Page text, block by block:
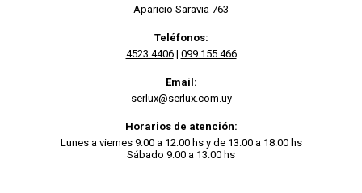
Aparicio Saravia 763
Teléfonos:
4523 4406| 099 155 466
Email:
serlux@serlux.com.uy
Horarios de atención:
Lunes a viernes 9:00 a 12:00 hs y de 13:00 a 18:00 hs
Sábado 9:00 a 13:00 hs